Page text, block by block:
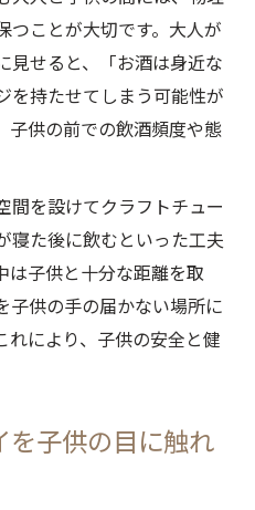
つことが大切です。大人が
見せると、「お酒は身近な
を持たせてしまう可能性が
子供の前での飲酒頻度や態
間を設けてクラフトチュー
寝た後に飲むといった工夫
は子供と十分な距離を取
子供の手の届かない場所に
れにより、子供の安全と健
を子供の目に触れ